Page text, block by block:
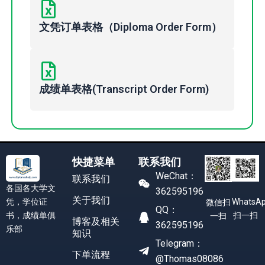
文凭订单表格（Diploma Order Form）
成绩单表格(Transcript Order Form)
各国各大学文
凭，学位证
书，成绩单俱
乐部
快捷菜单
联系我们
关于我们
博客及相关
知识
下单流程
联系我们
WeChat：
362595196
QQ：
362595196
Telegram：
@Thomas08086
微信扫
一扫
扫一扫